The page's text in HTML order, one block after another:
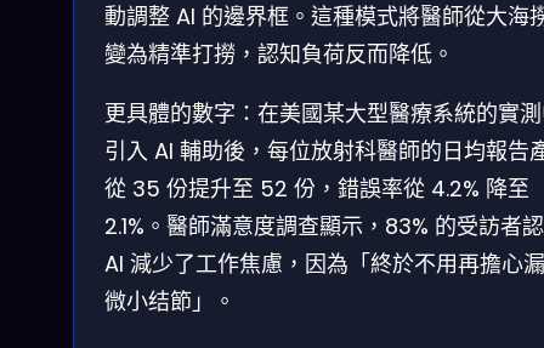
動調整 AI 的邊界框。這種模式將醫師從大海
變為精準打撈，認知負荷反而降低。
更具體的數字：在美國某大型醫療系統的實
引入 AI 輔助後，每位放射科醫師的日均報告
從 35 份提升至 52 份，錯誤率從 4.2% 降至
2.1%。醫師滿意度調查顯示，83% 的受訪者
AI 減少了工作焦慮，因為「終於不用再擔心
微小结節」。